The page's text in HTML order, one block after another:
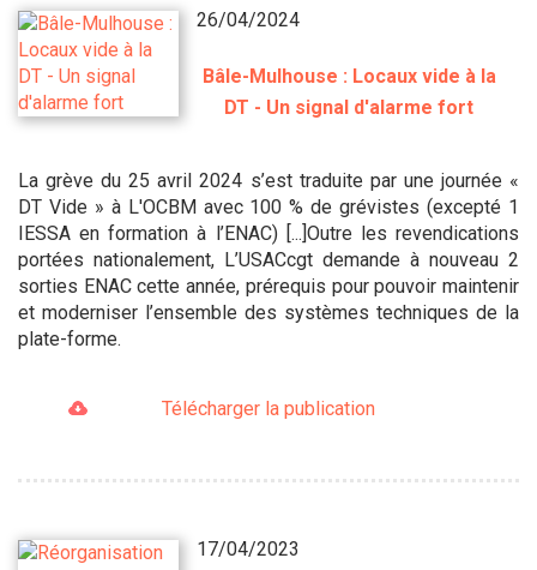
26/04/2024
Bâle-Mulhouse : Locaux vide à la
DT - Un signal d'alarme fort
La grève du 25 avril 2024 s’est traduite par une journée «
DT Vide » à L'OCBM avec 100 % de grévistes (excepté 1
IESSA en formation à l’ENAC) [...]Outre les revendications
portées nationalement, L’USACcgt demande à nouveau 2
sorties ENAC cette année, prérequis pour pouvoir maintenir
et moderniser l’ensemble des systèmes techniques de la
plate-forme.
Télécharger la publication
17/04/2023